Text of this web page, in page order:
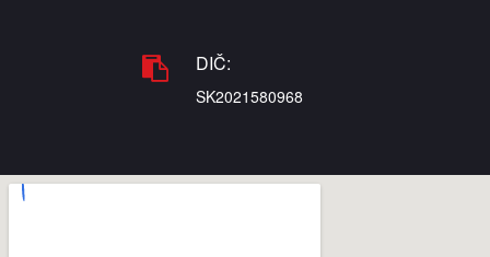
DIČ:
SK2021580968